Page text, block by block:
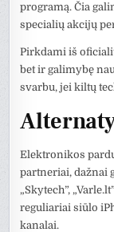
programą. Čia
specialių akcijų
Pirkdami iš
bet ir galimybę
svarbu, jei kiltų
Elektronikos
partneriai, dažnai
„Skytech”,
reguliariai siūlo
kanalai.